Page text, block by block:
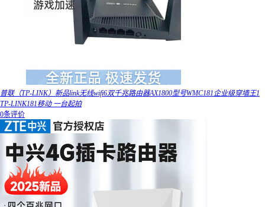
普联（TP-LINK）新品link无线wifi6双千兆路由器AX1800型号WMC181企业级穿墙王1
TP-LINK181移动 一台起拍
0条评价